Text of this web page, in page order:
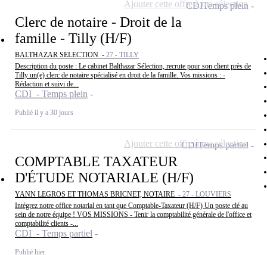
Clerc de notaire - Droit de la
famille - Tilly (H/F)
BALTHAZAR SELECTION - 27 - TILLY
Description du poste : Le cabinet Balthazar Sélection, recrute pour son client près de
Tilly un(e) clerc de notaire spécialisé en droit de la famille. Vos missions : -
Rédaction et suivi de...
CDI - Temps plein
Publié il y a 30 jours
CDITemps plein
Ajouter cette offre à ma sélection
COMPTABLE TAXATEUR
D'ÉTUDE NOTARIALE (H/F)
YANN LEGROS ET THOMAS BRICNET, NOTAIRE - 27 - LOUVIERS
Intégrez notre office notarial en tant que Comptable-Taxateur (H/F) Un poste clé au
sein de notre équipe ! VOS MISSIONS - Tenir la comptabilité générale de l'office et
comptabilité clients -...
CDI - Temps partiel
Publié hier
CDITemps partiel
Ajouter cette offre à ma sélection